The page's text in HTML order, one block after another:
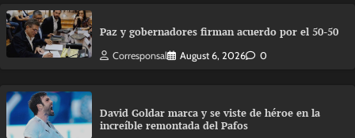
Paz y gobernadores firman acuerdo por el 50-50
Corresponsal August 6, 2026 0
David Goldar marca y se viste de héroe en la
increíble remontada del Pafos